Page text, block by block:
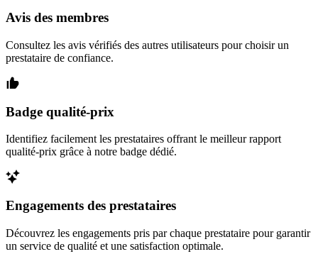
Avis des membres
Consultez les avis vérifiés des autres utilisateurs pour choisir un
prestataire de confiance.
Badge qualité-prix
Identifiez facilement les prestataires offrant le meilleur rapport
qualité-prix grâce à notre badge dédié.
Engagements des prestataires
Découvrez les engagements pris par chaque prestataire pour garantir
un service de qualité et une satisfaction optimale.